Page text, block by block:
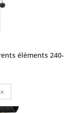
éléments 240-